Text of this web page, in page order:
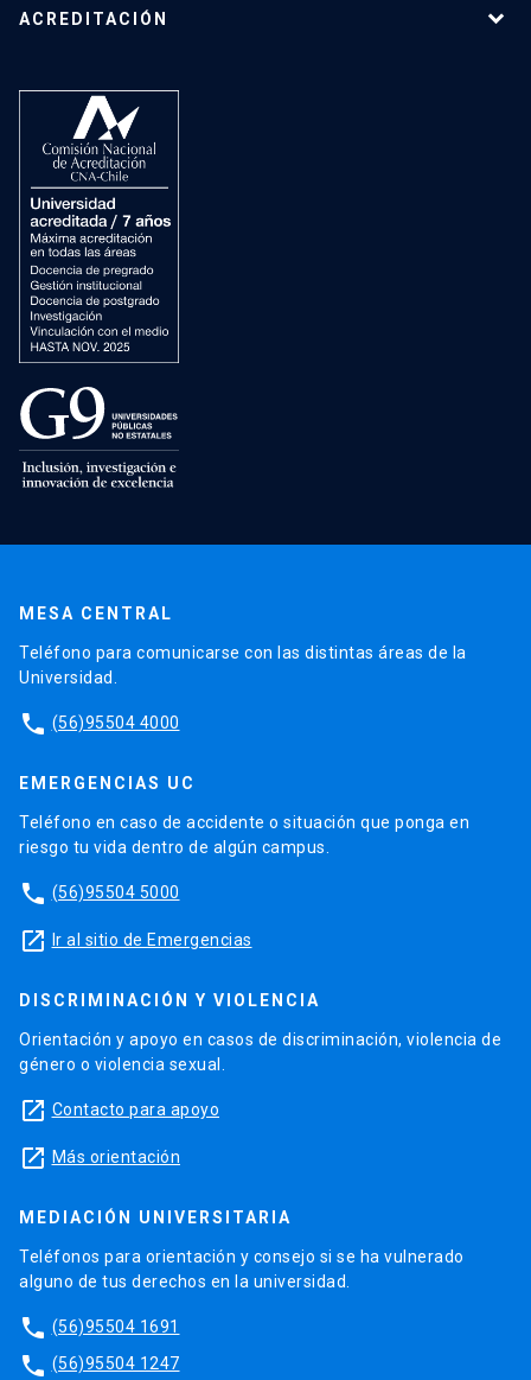
ACREDITACIÓN
MESA CENTRAL
Teléfono para comunicarse con las distintas áreas de la
Universidad.
phone (56)95504 4000
EMERGENCIAS UC
Teléfono en caso de accidente o situación que ponga en
riesgo tu vida dentro de algún campus.
phone (56)95504 5000
launch Ir al sitio de Emergencias
DISCRIMINACIÓN Y VIOLENCIA
Orientación y apoyo en casos de discriminación, violencia de
género o violencia sexual.
launch Contacto para apoyo
launch Más orientación
MEDIACIÓN UNIVERSITARIA
Teléfonos para orientación y consejo si se ha vulnerado
alguno de tus derechos en la universidad.
phone (56)95504 1691
phone (56)95504 1247